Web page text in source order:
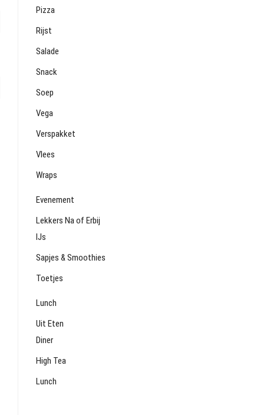
Pizza
Rijst
Salade
Snack
Soep
Vega
Verspakket
Vlees
Wraps
Evenement
Lekkers Na of Erbij
IJs
Sapjes & Smoothies
Toetjes
Lunch
Uit Eten
Diner
High Tea
Lunch